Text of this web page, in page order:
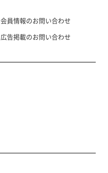
会員情報のお問い合わせ
広告掲載のお問い合わせ